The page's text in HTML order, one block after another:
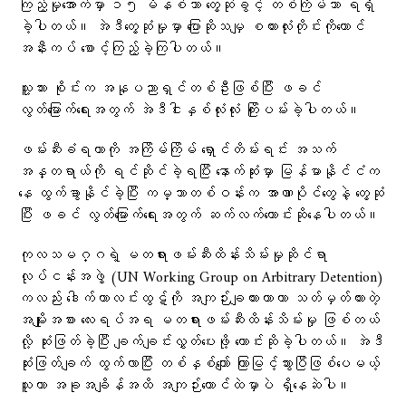
ကြည့်မှုအောက်မှာ ၁၅ မိနစ်သာ တွေ့ဆုံခွင့် တစ်ကြိမ်သာ ရရှိ
ခဲ့ပါတယ်။ အဲဒီတွေ့ဆုံမှုမှာ ပြောဆိုသမျှ စကားလုံးတိုင်းကိုတောင်
အနီးကပ် စောင့်ကြည့်ခဲ့ကြပါတယ်။
သူ့သား စိုင်းက အနုပညာရှင်တစ်ဦးဖြစ်ပြီး ဖခင်
လွတ်မြောက်ရေးအတွက် အဲဒီငါးနှစ်လုံးလုံး ကြိုးပမ်းခဲ့ပါတယ်။
ဖမ်းဆီးခံရတာကို အကြိမ်ကြိမ် ရှောင်တိမ်းရင်း အသက်
အန္တရာယ်ကို ရင်ဆိုင်ခဲ့ရပြီး နောက်ဆုံးမှာ မြန်မာနိုင်ငံက
နေ ထွက်ခွာနိုင်ခဲ့ပြီး ကမ္ဘာတစ်ဝန်းက အာဏာပိုင်တွေနဲ့ တွေ့ဆုံ
ပြီး ဖခင် လွတ်မြောက်ရေးအတွက် ဆက်လက်တောင်းဆိုနေပါတယ်။
ကုလသမဂ္ဂရဲ့ မတရားဖမ်းဆီးထိန်းသိမ်းမှုဆိုင်ရာ
လုပ်ငန်းအဖွဲ့ (UN Working Group on Arbitrary Detention)
ကလည်း ဒေါက်တာလင်းထွဋ်ကို အကျဉ်းချထားတာဟာ သတ်မှတ်ထားတဲ့
အမျိုးအစား လေးရပ်အရ မတရားဖမ်းဆီးထိန်းသိမ်းမှု ဖြစ်တယ်
လို့ ဆုံးဖြတ်ခဲ့ပြီး ချက်ချင်းလွှတ်ပေးဖို့ တောင်းဆိုခဲ့ပါတယ်။ အဲဒီ
ဆုံးဖြတ်ချက် ထွက်လာပြီး တစ်နှစ်ကျော် ကြာမြင့်သွားပြီဖြစ်ပေမယ့်
သူဟာ အခုအချိန်အထိ အကျဉ်းထောင်ထဲမှာပဲ ရှိနေဆဲပါ။